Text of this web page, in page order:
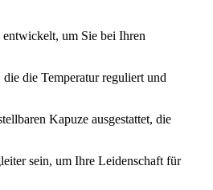
um Sie bei Ihren
die Temperatur reguliert und
Kapuze ausgestattet, die
sein, um Ihre Leidenschaft für